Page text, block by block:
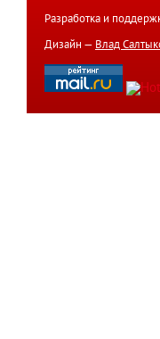
Разработка и
Дизайн — Влад